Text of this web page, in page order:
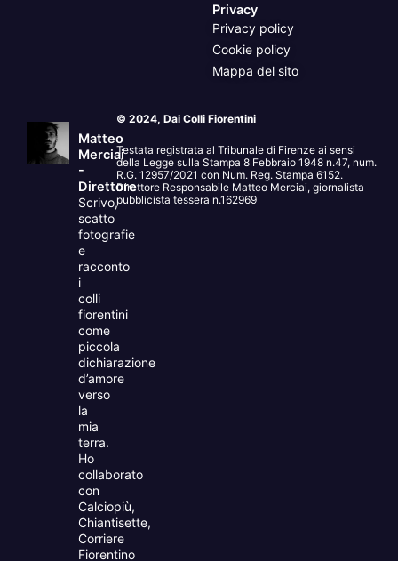
Privacy
Privacy policy
Cookie policy
Mappa del sito
Matteo
Merciai
-
Direttore
Scrivo,
scatto
fotografie
e
racconto
i
colli
fiorentini
come
piccola
dichiarazione
d’amore
verso
la
mia
terra.
Ho
collaborato
con
Calciopiù,
Chiantisette,
Corriere
Fiorentino
© 2024, Dai Colli Fiorentini
Testata registrata al Tribunale di Firenze ai sensi
della Legge sulla Stampa 8 Febbraio 1948 n.47, num.
R.G. 12957/2021 con Num. Reg. Stampa 6152.
Direttore Responsabile Matteo Merciai, giornalista
pubblicista tessera n.162969